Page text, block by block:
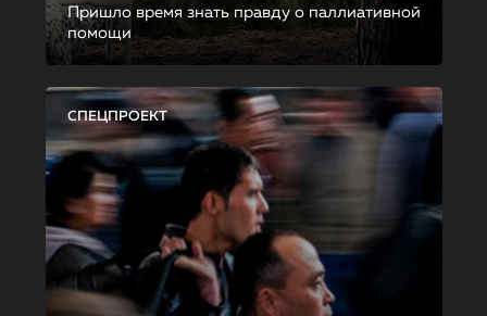
Пришло время знать правду о паллиативной
помощи
СПЕЦПРОЕКТ